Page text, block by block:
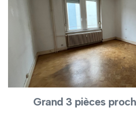
Grand 3 pièces